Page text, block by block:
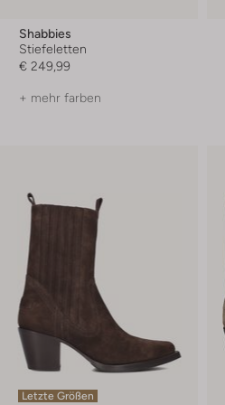
Shabbies
Stiefeletten
€ 249,99
+ mehr farben
Letzte Größen